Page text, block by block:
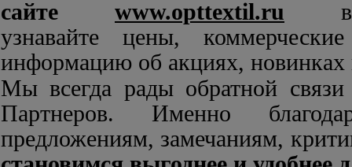
сайте
www.opttextil.ru
узнавайте цены,
информацию об акциях,
Мы всегда рады обратной
Партнеров. Именно
предложениям, замечаниям,